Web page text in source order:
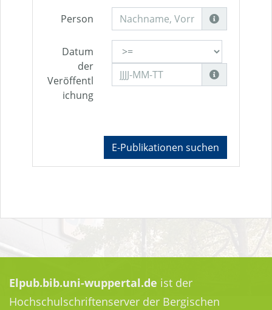
Person
Datum
der
Veröffentl
ichung
E-Publikationen suchen
Elpub.bib.uni-wuppertal.de ist der
Hochschulschriftenserver der Bergischen